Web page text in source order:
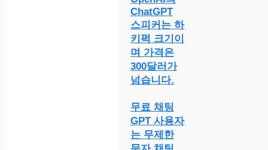
ChatGPT
스피커는 하
키퍽 크기이
며 가격은
300달러가
넘습니다.
무료 채팅
GPT 사용자
는 무제한